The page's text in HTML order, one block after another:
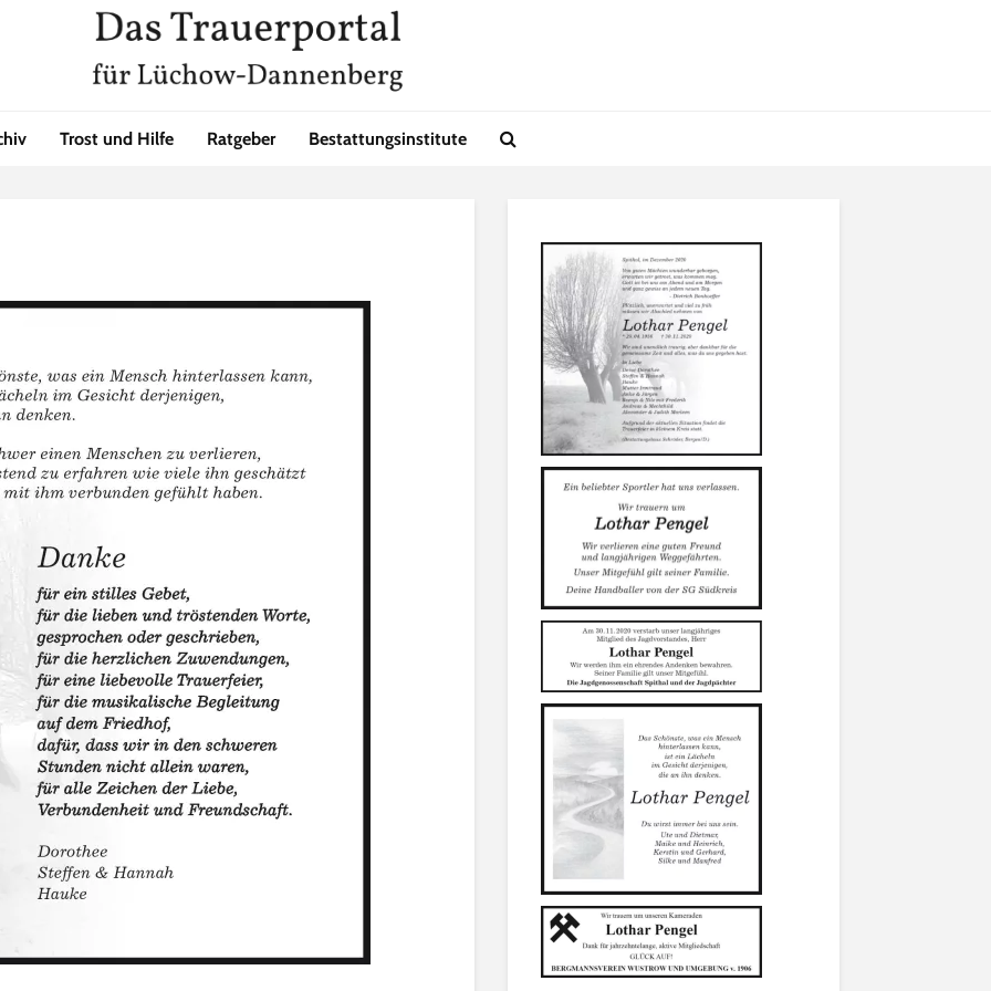
Trost und Hilfe Ratgeber Bestattungsinstitute